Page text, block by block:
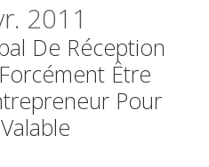
2011
De Réception
Être
Pour